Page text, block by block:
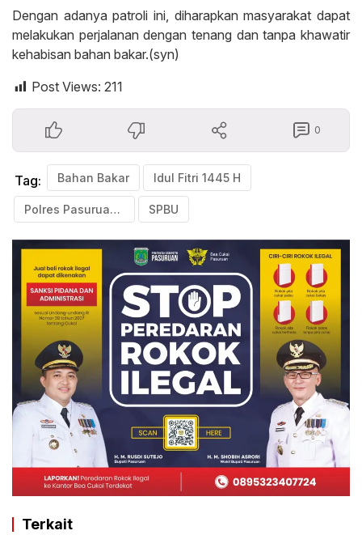
Dengan adanya patroli ini, diharapkan masyarakat dapat
melakukan perjalanan dengan tenang dan tanpa khawatir
kehabisan bahan bakar.(syn)
Post Views: 211
0
Tag: Bahan Bakar Idul Fitri 1445 H
Polres Pasuruan Kota SPBU
Terkait